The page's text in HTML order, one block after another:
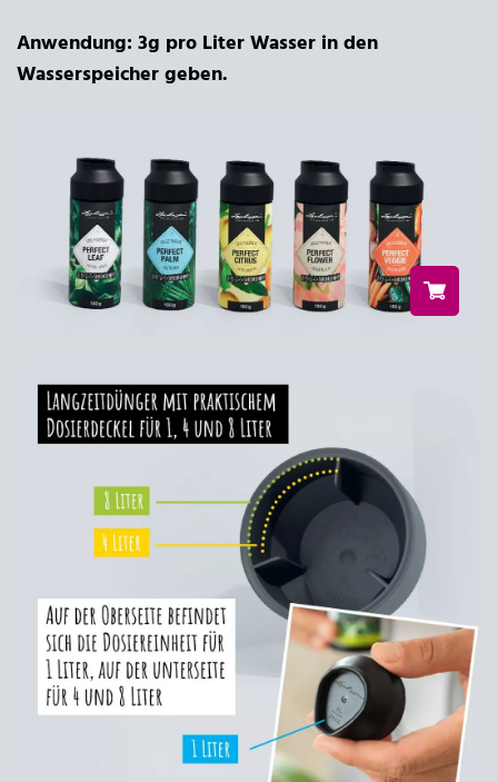
Anwendung: 3g pro Liter Wasser in den
Wasserspeicher geben.